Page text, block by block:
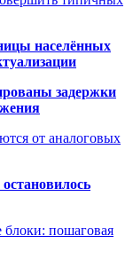
населённых
задержки
от аналоговых
пошаговая